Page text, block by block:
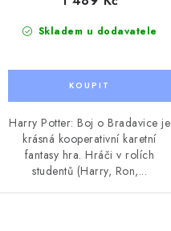
Skladem u dodavatele
Harry Potter: Boj o Bradavice je
krásná kooperativní karetní
fantasy hra. Hráči v rolích
studentů (Harry, Ron,...